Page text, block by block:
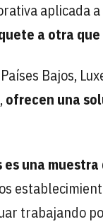
aplicada
a otra
Bajos,
ofrecen una
una
trabajando